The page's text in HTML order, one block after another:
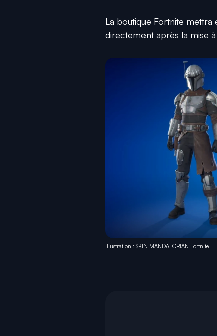
La boutique Fortnite mettra
directement après la mise
Illustration : SKIN MANDALORIAN Fortnite